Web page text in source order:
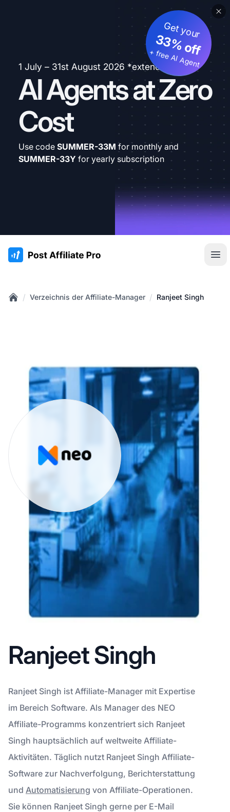
1 July – 31st August 2026 *extended
AI Agents at Zero
Cost
Get your
33% off
+ free AI Agent
Use code SUMMER-33M for monthly and
SUMMER-33Y for yearly subscription
:site.title
/ Verzeichnis der Affiliate-Manager / Ranjeet Singh
Ranjeet Singh
Ranjeet Singh ist Affiliate-Manager mit Expertise
im Bereich Software. Als Manager des NEO
Affiliate-Programms konzentriert sich Ranjeet
Singh hauptsächlich auf weltweite Affiliate-
Aktivitäten. Täglich nutzt Ranjeet Singh Affiliate-
Software zur Nachverfolgung, Berichterstattung
und Automatisierung von Affiliate-Operationen.
Sie können Ranjeet Singh gerne per E-Mail